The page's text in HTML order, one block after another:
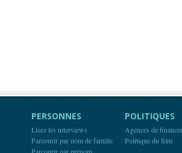
PERSONNES
Lisez les interviews
Parcourir par nom de famille
POLITIQUES
Agences de
Politique du film